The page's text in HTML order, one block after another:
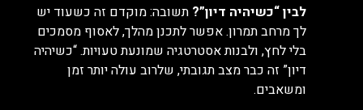
לבין “כשיהיה דיון”? תשובה: מוקדם זה כשעוד יש
לך מרחב תמרון. אפשר לתכנן מהלך, לאסוף מסמכים
בלי לחץ, ולבנות אסטרטגיה שמונעת טעויות. “כשיהיה
דיון” זה כבר מצב תגובתי, שלרוב עולה יותר זמן
ומשאבים.